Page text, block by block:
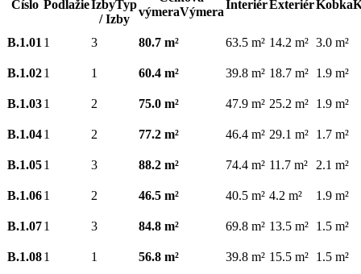
Číslo PodlažieIzbyTyp
/ Izby
výmeraVýmera
InteriérExteriérKobka
B.1.01 1 3 80.7 m² 63.5 m² 14.2 m² 3.0 m²
B.1.021 1 60.4 m² 39.8 m² 18.7 m² 1.9 m²
B.1.031 2 75.0 m² 47.9 m² 25.2 m² 1.9 m²
B.1.041 2 77.2 m² 46.4 m² 29.1 m² 1.7 m²
B.1.051 3 88.2 m² 74.4 m² 11.7 m² 2.1 m²
B.1.061 2 46.5 m² 40.5 m² 4.2 m² 1.9 m²
B.1.071 3 84.8 m² 69.8 m² 13.5 m² 1.5 m²
B.1.081 1 56.8 m² 39.8 m² 15.5 m² 1.5 m²